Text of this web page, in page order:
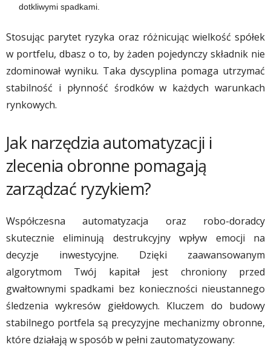
dotkliwymi spadkami.
Stosując parytet ryzyka oraz różnicując wielkość spółek
w portfelu, dbasz o to, by żaden pojedynczy składnik nie
zdominował wyniku. Taka dyscyplina pomaga utrzymać
stabilność i płynność środków w każdych warunkach
rynkowych.
Jak narzędzia automatyzacji i
zlecenia obronne pomagają
zarządzać ryzykiem?
Współczesna automatyzacja oraz robo-doradcy
skutecznie eliminują destrukcyjny wpływ emocji na
decyzje inwestycyjne. Dzięki zaawansowanym
algorytmom Twój kapitał jest chroniony przed
gwałtownymi spadkami bez konieczności nieustannego
śledzenia wykresów giełdowych. Kluczem do budowy
stabilnego portfela są precyzyjne mechanizmy obronne,
które działają w sposób w pełni zautomatyzowany: